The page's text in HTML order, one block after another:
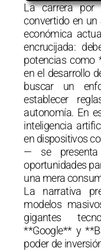
La carrera por
convertido en un
económica
encrucijada:
potencias como
en el desarrollo
buscar un
establecer
autonomía. En
inteligencia
en dispositivos
— se
oportunidades
una mera
La narrativa
modelos
gigantes
**Google** y
poder de